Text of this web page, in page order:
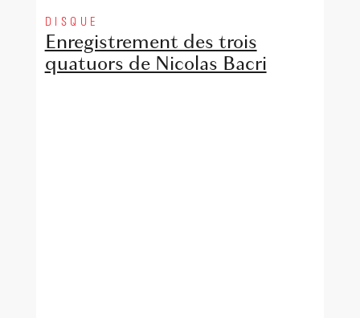
DISQUE
Enregistrement des trois
quatuors de Nicolas Bacri